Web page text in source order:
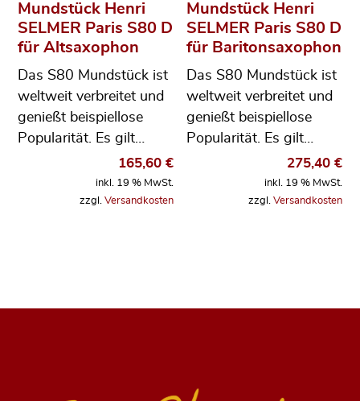
Mundstück Henri
SELMER Paris S80 D
für Altsaxophon
Das S80 Mundstück ist
weltweit verbreitet und
genießt beispiellose
Popularität. Es gilt…
165,60 €
inkl. 19 % MwSt.
zzgl. Versandkosten
Mundstück Henri
SELMER Paris S80 D
für Baritonsaxophon
Das S80 Mundstück ist
weltweit verbreitet und
genießt beispiellose
Popularität. Es gilt…
275,40 €
inkl. 19 % MwSt.
zzgl. Versandkosten